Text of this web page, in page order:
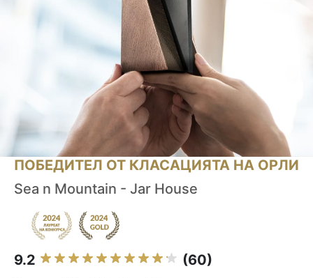
ПОБЕДИТЕЛ ОТ КЛАСАЦИЯТА НА ОРЛИ
Sea n Mountain - Jar House
9.2 (60)